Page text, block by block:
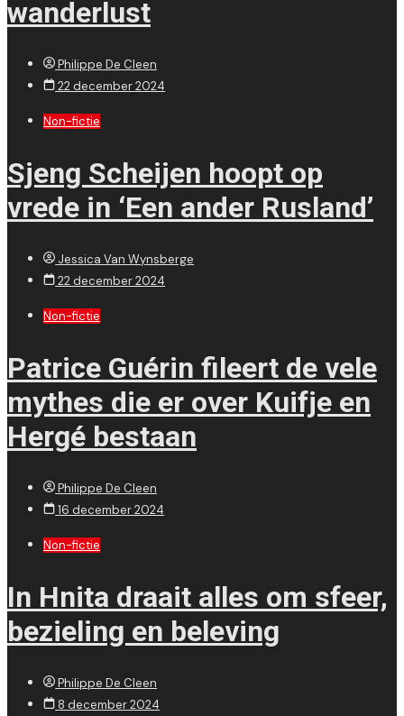
wanderlust
Philippe De Cleen
22 december 2024
Non-fictie
Sjeng Scheijen hoopt op
vrede in ‘Een ander Rusland’
Jessica Van Wynsberge
22 december 2024
Non-fictie
Patrice Guérin fileert de vele
mythes die er over Kuifje en
Hergé bestaan
Philippe De Cleen
16 december 2024
Non-fictie
In Hnita draait alles om sfeer,
bezieling en beleving
Philippe De Cleen
8 december 2024